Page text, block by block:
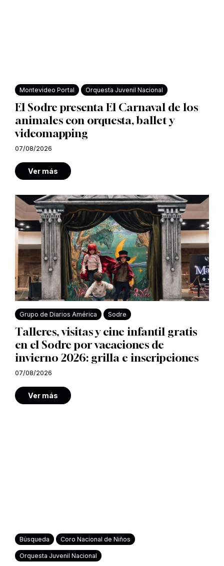
Montevideo Portal Orquesta Juvenil Nacional
El Sodre presenta El Carnaval de los
animales con orquesta, ballet y
videomapping
07/08/2026
Ver más
Grupo de Diarios América Sodre
Talleres, visitas y cine infantil gratis
en el Sodre por vacaciones de
invierno 2026: grilla e inscripciones
07/08/2026
Ver más
Búsqueda Coro Nacional de Niños
Orquesta Juvenil Nacional